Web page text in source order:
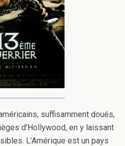
suffisamment doués,
d’Hollywood, en y laissant
L’Amérique est un pays